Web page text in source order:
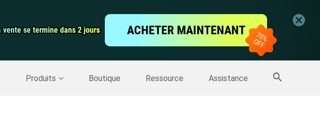
vente se termine dans 2 jours
vente se termine dans 2 jours ACHETER MAINTENANT
Produits Boutique Ressource Assistance
Enregistreur d'écran
supprimées Sauvegarde IPhone>>Plus de produits